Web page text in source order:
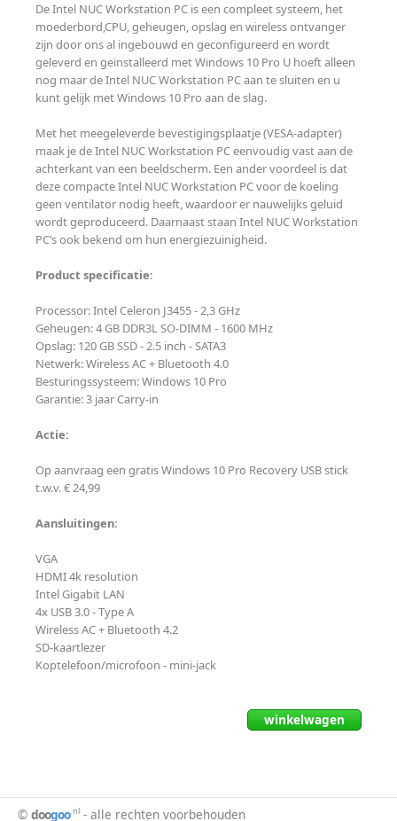
De Intel NUC Workstation PC is een compleet systeem, het
moederbord,CPU, geheugen, opslag en wireless ontvanger
zijn door ons al ingebouwd en geconfigureerd en wordt
geleverd en geïnstalleerd met Windows 10 Pro U hoeft alleen
nog maar de Intel NUC Workstation PC aan te sluiten en u
kunt gelijk met Windows 10 Pro aan de slag.
Met het meegeleverde bevestigingsplaatje (VESA-adapter)
maak je de Intel NUC Workstation PC eenvoudig vast aan de
achterkant van een beeldscherm. Een ander voordeel is dat
deze compacte Intel NUC Workstation PC voor de koeling
geen ventilator nodig heeft, waardoor er nauwelijks geluid
wordt geproduceerd. Daarnaast staan Intel NUC Workstation
PC’s ook bekend om hun energiezuinigheid.
Product specificatie:
Processor: Intel Celeron J3455 - 2,3 GHz
Geheugen: 4 GB DDR3L SO-DIMM - 1600 MHz
Opslag: 120 GB SSD - 2.5 inch - SATA3
Netwerk: Wireless AC + Bluetooth 4.0
Besturingssysteem: Windows 10 Pro
Garantie: 3 jaar Carry-in
Actie:
Op aanvraag een gratis Windows 10 Pro Recovery USB stick
t.w.v. € 24,99
Aansluitingen:
VGA
HDMI 4k resolution
Intel Gigabit LAN
4x USB 3.0 - Type A
Wireless AC + Bluetooth 4.2
SD-kaartlezer
Koptelefoon/microfoon - mini-jack
winkelwagen
© doogoo.nl - alle rechten voorbehouden